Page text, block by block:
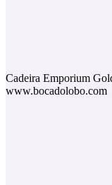
Cadeira Emporium
www.bocadolobo.com